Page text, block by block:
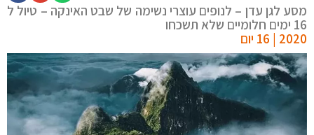
מסע לגן עדן – לנופים עוצרי נשימה של שבט האינקה – טיול ל
16 ימים חלומיים שלא תשכחו
2020 | 16 יום